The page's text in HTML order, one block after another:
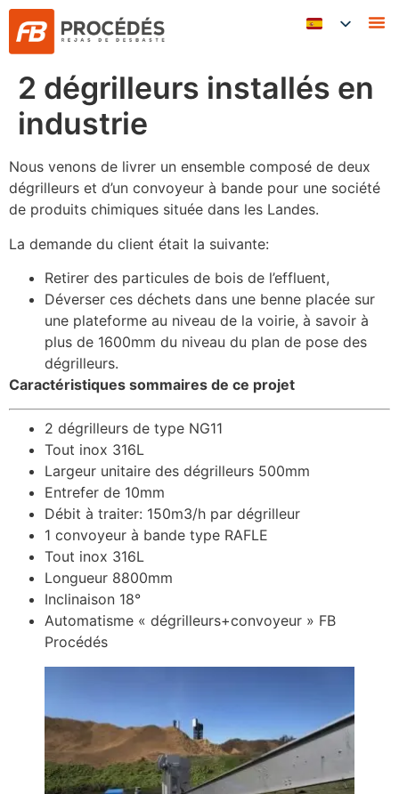
2 dégrilleurs installés en
industrie
Nous venons de livrer un ensemble composé de deux
dégrilleurs et d’un convoyeur à bande pour une société
de produits chimiques située dans les Landes.
La demande du client était la suivante:
Retirer des particules de bois de l’effluent,
Déverser ces déchets dans une benne placée sur
une plateforme au niveau de la voirie, à savoir à
plus de 1600mm du niveau du plan de pose des
dégrilleurs.
Caractéristiques sommaires de ce projet
2 dégrilleurs de type NG11
Tout inox 316L
Largeur unitaire des dégrilleurs 500mm
Entrefer de 10mm
Débit à traiter: 150m3/h par dégrilleur
1 convoyeur à bande type RAFLE
Tout inox 316L
Longueur 8800mm
Inclinaison 18°
Automatisme « dégrilleurs+convoyeur » FB
Procédés